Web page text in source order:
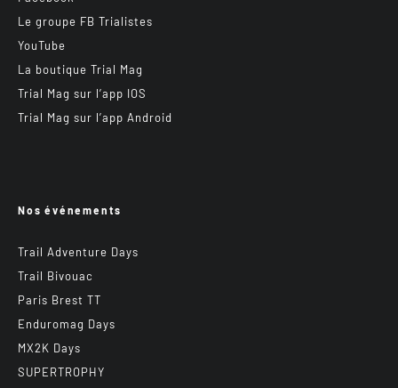
Le groupe FB Trialistes
YouTube
La boutique Trial Mag
Trial Mag sur l’app IOS
Trial Mag sur l’app Android
Nos événements
Trail Adventure Days
Trail Bivouac
Paris Brest TT
Enduromag Days
MX2K Days
SUPERTROPHY